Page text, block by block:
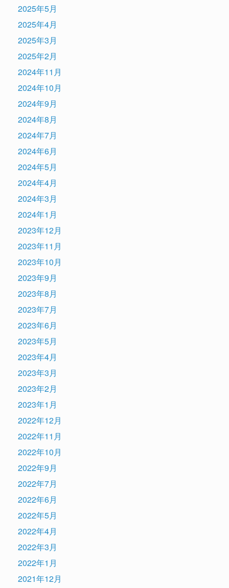
2025年5月
2025年4月
2025年3月
2025年2月
2024年11月
2024年10月
2024年9月
2024年8月
2024年7月
2024年6月
2024年5月
2024年4月
2024年3月
2024年1月
2023年12月
2023年11月
2023年10月
2023年9月
2023年8月
2023年7月
2023年6月
2023年5月
2023年4月
2023年3月
2023年2月
2023年1月
2022年12月
2022年11月
2022年10月
2022年9月
2022年7月
2022年6月
2022年5月
2022年4月
2022年3月
2022年1月
2021年12月